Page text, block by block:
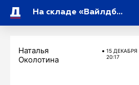
На складе «Вайлдберриз» удалось локализовать возгорание после атаки ВСУ
Наталья
Околотина
15 ДЕКАБРЯ
20:17